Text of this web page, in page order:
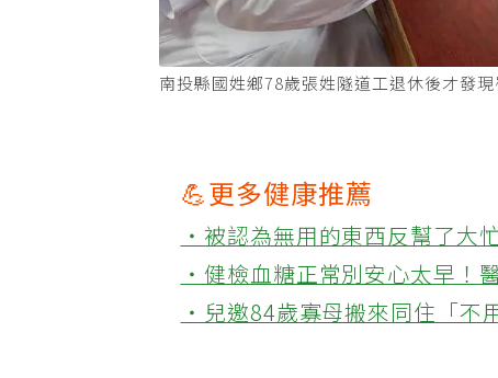
南投縣國姓鄉78歲張姓隧道工退休後才發
💪更多健康推薦
‧被認為無用的東西反幫了大
‧健檢血糖正常別安心太早！
‧兒邀84歲寡母搬來同住「不